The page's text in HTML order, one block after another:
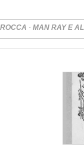
· MAN RAY E